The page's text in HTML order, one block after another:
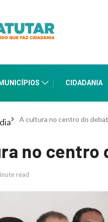
MUNICÍPIOS CIDADANIA
A cultura no centro do
no centro
read